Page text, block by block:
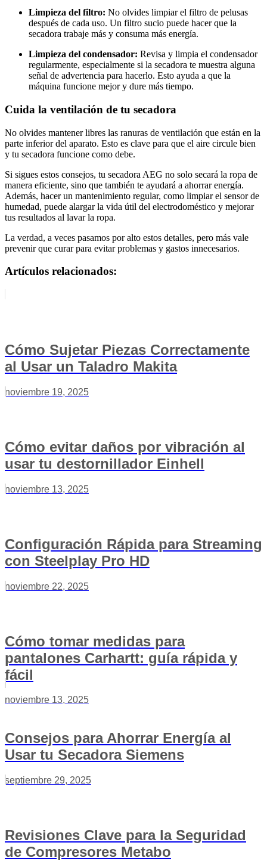
Limpieza del filtro: No olvides limpiar el filtro de pelusas
después de cada uso. Un filtro sucio puede hacer que la
secadora trabaje más y consuma más energía.
Limpieza del condensador: Revisa y limpia el condensador
regularmente, especialmente si la secadora te muestra alguna
señal de advertencia para hacerlo. Esto ayuda a que la
máquina funcione mejor y dure más tiempo.
Cuida la ventilación de tu secadora
No olvides mantener libres las ranuras de ventilación que están en la
parte inferior del aparato. Esto es clave para que el aire circule bien
y tu secadora funcione como debe.
Si sigues estos consejos, tu secadora AEG no solo secará la ropa de
manera eficiente, sino que también te ayudará a ahorrar energía.
Además, hacer un mantenimiento regular, como limpiar el sensor de
humedad, puede alargar la vida útil del electrodoméstico y mejorar
tus resultados al lavar la ropa.
La verdad, a veces pasamos por alto estos detalles, pero más vale
prevenir que curar para evitar problemas y gastos innecesarios.
Artículos relacionados:
Cómo Sujetar Piezas Correctamente
al Usar un Taladro Makita
noviembre 19, 2025
Cómo evitar daños por vibración al
usar tu destornillador Einhell
noviembre 13, 2025
Configuración Rápida para Streaming
con Steelplay Pro HD
noviembre 22, 2025
Cómo tomar medidas para
pantalones Carhartt: guía rápida y
fácil
noviembre 13, 2025
Consejos para Ahorrar Energía al
Usar tu Secadora Siemens
septiembre 29, 2025
Revisiones Clave para la Seguridad
de Compresores Metabo